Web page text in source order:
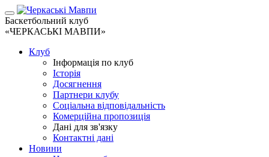
Баскетбольний клуб
«ЧЕРКАСЬКІ МАВПИ»
Клуб
Інформація по клуб
Історія
Досягнення
Партнери клубу
Соціальна відповідальність
Комерційна пропозиція
Дані для зв'язку
Контактні дані
Новини